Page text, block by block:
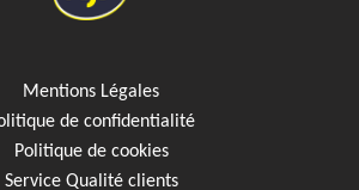
Mentions Légales
de confidentialité
Politique de cookies
Service Qualité clients